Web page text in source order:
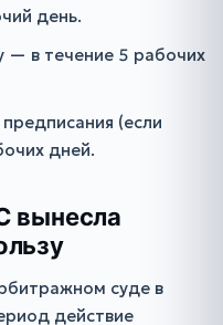
день.
— в течение 5 рабочих
(если
дней.
вынесла
суде в
действие